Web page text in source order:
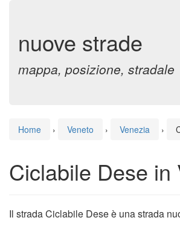
nuove strade
mappa, posizione, stradale
Home › Veneto › Venezia ›
Ciclabile Dese in
Il strada Ciclabile Dese è una strada